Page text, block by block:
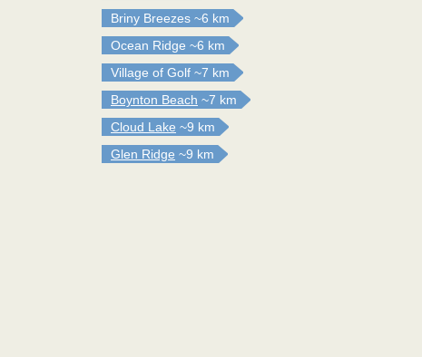
Briny Breezes ~6 km
Ocean Ridge ~6 km
Village of Golf ~7 km
Boynton Beach ~7 km
Cloud Lake ~9 km
Glen Ridge ~9 km